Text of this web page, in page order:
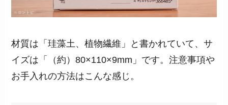
材質は「珪藻土、植物繊維」と書かれていて、サ
イズは「（約）80×110×9mm」です。注意事項や
お手入れの方法はこんな感じ。